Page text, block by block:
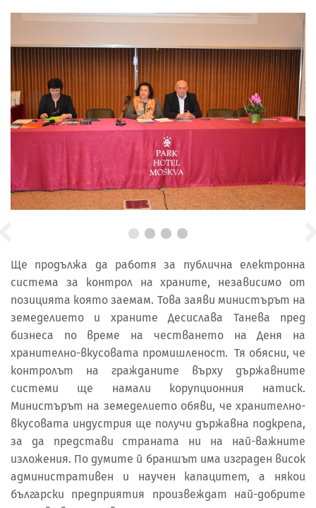
Ще продължа да работя за публична електронна
система за контрол на храните, независимо от
позицията която заемам. Това заяви министърът на
земеделието и храните Десислава Танева пред
бизнеса по време на честването на Деня на
хранително-вкусовата промишленост. Тя обясни, че
контролът на гражданите върху държавните
системи ще намали корупционния натиск.
Министърът на земеделието обяви, че хранително-
вкусовата индустрия ще получи държавна подкрепа,
за да представи страната ни на най-важните
изложения. По думите й браншът има изграден висок
административен и научен капацитет, а някои
български предприятия произвеждат най-добрите